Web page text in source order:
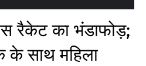
रैकेट का भंडाफोड़;
के साथ महिला